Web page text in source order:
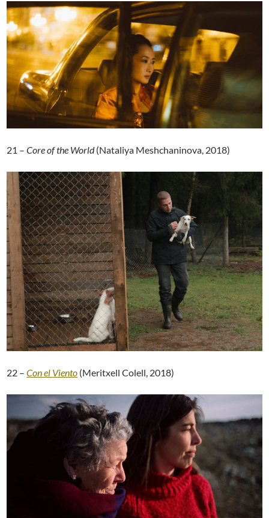
21 –Core of the World(Nataliya Meshchaninova, 2018)
22 –Con el Viento (Meritxell Colell, 2018)